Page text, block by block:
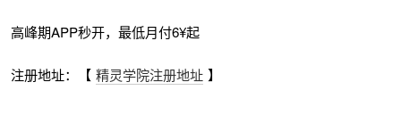
高峰期APP秒开，最低月付6¥起
注册地址：【 精灵学院注册地址 】